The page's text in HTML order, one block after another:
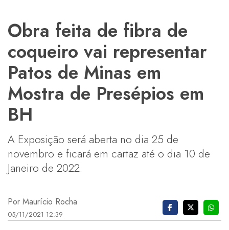
Obra feita de fibra de
coqueiro vai representar
Patos de Minas em
Mostra de Presépios em
BH
A Exposição será aberta no dia 25 de
novembro e ficará em cartaz até o dia 10 de
Janeiro de 2022.
Por Maurício Rocha
05/11/2021 12:39